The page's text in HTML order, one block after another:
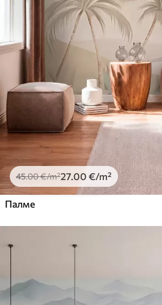
45.00€/m²27.00 €/m²
Палме